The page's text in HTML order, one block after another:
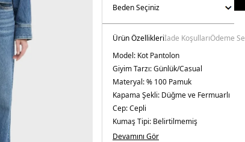
Ürün Özellikleriİade KoşullarıÖdeme
Model: Kot Pantolon
Giyim Tarzı:Günlük/Casual
Materyal:% 100 Pamuk
Kapama Şekli: Düğme ve Fermuarlı
Cep:Cepli
Kumaş Tipi: Belirtilmemiş
Bel:Normal Bel
Devamını Gör